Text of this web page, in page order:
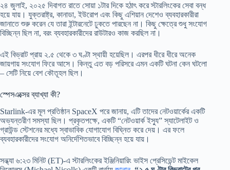
২৪ জুলাই, ২০২৫ দিবাগত রাতে সোয়া ১টার দিকে হঠাৎ করে স্টারলিংকের সেবা বন্ধ
হয়ে যায়। যুক্তরাষ্ট্র, কানাডা, ইউরোপ এবং কিছু এশিয়ান দেশেও ব্যবহারকারীরা
জানাতে শুরু করেন যে তারা ইন্টারনেটে ঢুকতে পারছেন না। কিছু ক্ষেত্রে শুধু সংযোগ
বিচ্ছিন্ন ছিল না, বরং ব্যবহারকারীদের রাউটারও কাজ করছিল না।
এই বিভ্রাট প্রায় ২.৫ থেকে ৩ ঘণ্টা স্থায়ী হয়েছিল। এরপর ধীরে ধীরে অনেক
জায়গায় সংযোগ ফিরে আসে। কিন্তু এত বড় পরিসরে এমন একটি ঘটনা কেন ঘটলো
– সেটি নিয়ে বেশ কৌতূহল ছিল।
স্পেসএক্সের ব্যাখ্যা কী?
Starlink-এর মূল প্রতিষ্ঠান SpaceX পরে জানায়, এটি তাদের নেটওয়ার্কের একটি
অভ্যন্তরীণ সমস্যা ছিল। প্রকৃতপক্ষে, একটি “নেটওয়ার্ক ইস্যু” স্যাটেলাইট ও
গ্রাউন্ড স্টেশনের মধ্যে স্বাভাবিক যোগাযোগ বিঘ্নিত করে দেয়। এর ফলে
ব্যবহারকারীদের সংযোগ অনির্দেশিতভাবে বিচ্ছিন্ন হয়ে যায়।
সন্ধ্যা ৬:২৩ মিনিট (ET)-এ স্টারলিংকের ইঞ্জিনিয়ারিং ভাইস প্রেসিডেন্ট মাইকেল